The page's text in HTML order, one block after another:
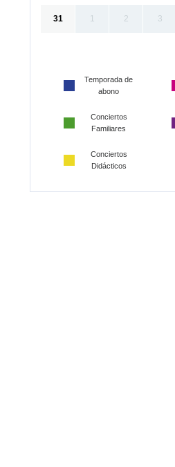
31 1 2 3
Temporada de
abono
Conciertos
Familiares
Conciertos
Didácticos